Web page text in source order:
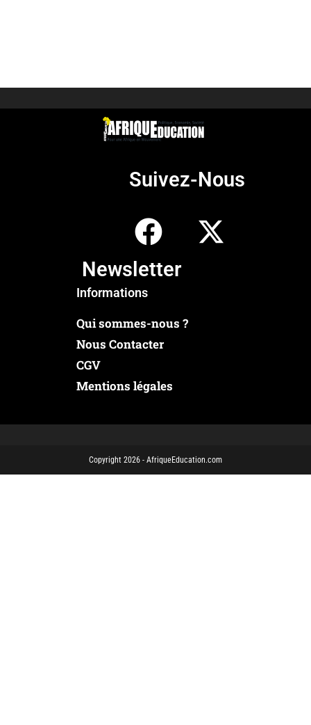
Suivez-Nous
Newsletter
Informations
Qui sommes-nous ?
Nous Contacter
CGV
Mentions légales
Copyright 2026 - AfriqueEducation.com